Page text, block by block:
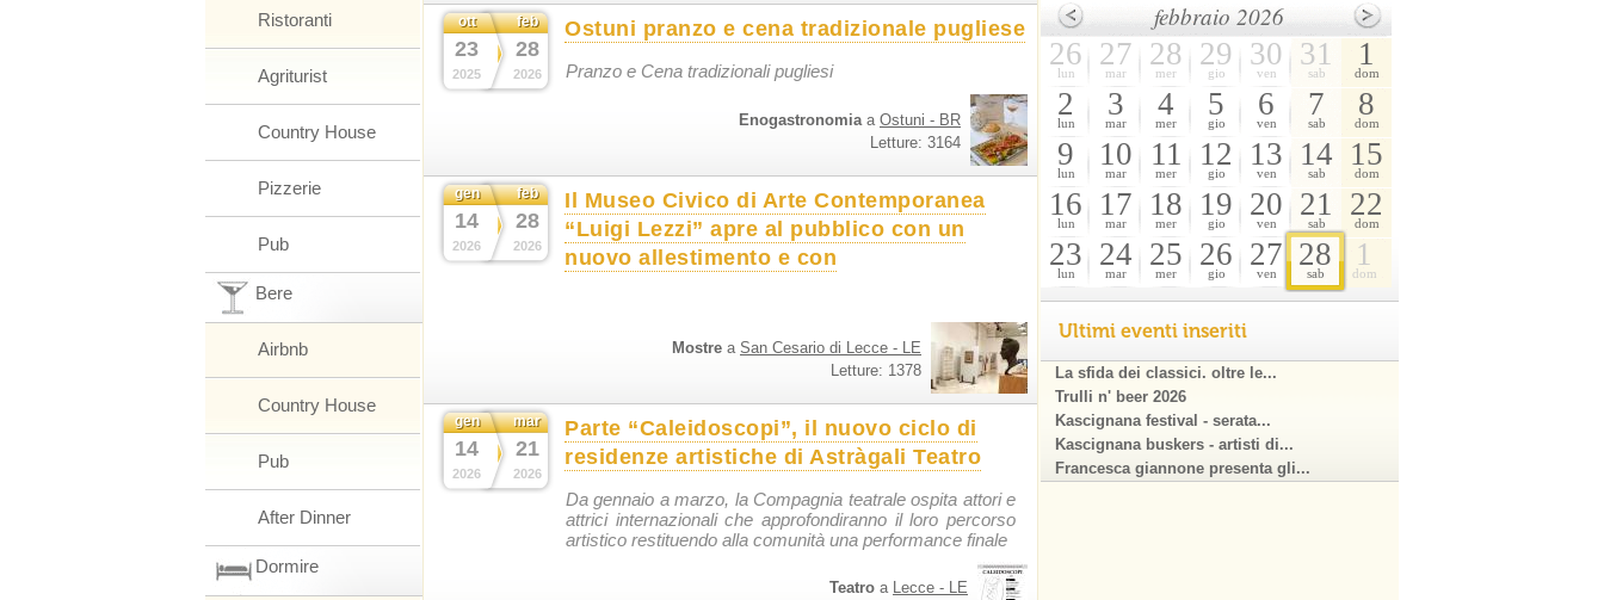
ott
23
2025
feb
28
2026
Ostuni pranzo e cena tradizionale pugliese
Pranzo e Cena tradizionali pugliesi
Enogastronomiaa Ostuni - BR
Letture: 3164
gen
14
2026
feb
28
2026
Il Museo Civico di Arte Contemporanea
“Luigi Lezzi” apre al pubblico con un
nuovo allestimento e con
Mostre a San Cesario di Lecce - LE
Letture: 1378
gen
14
2026
mar
21
2026
Parte “Caleidoscopi”, il nuovo ciclo di
residenze artistiche di Astràgali Teatro
Da gennaio a marzo, la Compagnia teatrale ospita attori e
attrici internazionali che approfondiranno il loro percorso
artistico restituendo alla comunità una performance finale
Teatro a Lecce - LE
Ristoranti
Agriturist
Country House
Pizzerie
Pub
Bere
Airbnb
Country House
Pub
After Dinner
Dormire
febbraio 2026
26
lun
27
mar
28
mer
29
gio
30
ven
31
sab
1
dom
2
lun
3
mar
4
mer
5
gio
6
ven
7
sab
8
dom
9
lun
10
mar
11
mer
12
gio
13
ven
14
sab
15
dom
16
lun
17
mar
18
mer
19
gio
20
ven
21
sab
22
dom
23
lun
24
mar
25
mer
26
gio
27
ven
28
sab
1
dom
Ultimi eventi inseriti
La sfida dei classici. oltre le...
Trulli n' beer 2026
Kascignana festival - serata...
Kascignana buskers - artisti di...
Francesca giannone presenta gli...